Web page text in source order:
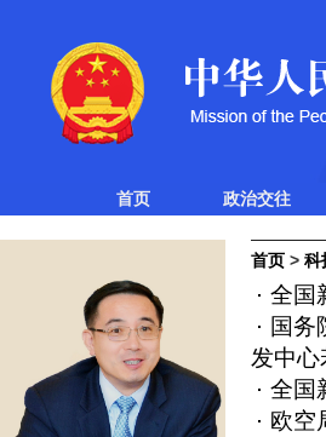
首页 政治交往
首页 > 科
全国
国务
发中
全国
欧空